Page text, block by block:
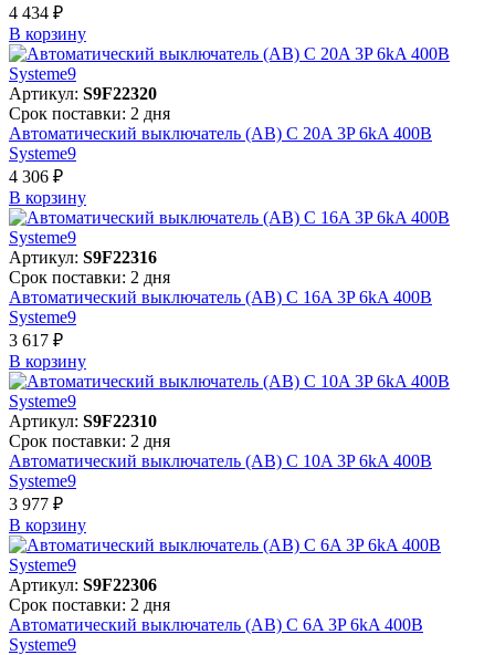
4 434 ₽
В корзинy
Артикул: S9F22320
Срок поставки: 2 дня
Автоматический выключатель (АВ) C 20A 3P 6kA 400В
Systeme9
4 306 ₽
В корзинy
Артикул: S9F22316
Срок поставки: 2 дня
Автоматический выключатель (АВ) C 16A 3P 6kA 400В
Systeme9
3 617 ₽
В корзинy
Артикул: S9F22310
Срок поставки: 2 дня
Автоматический выключатель (АВ) C 10A 3P 6kA 400В
Systeme9
3 977 ₽
В корзинy
Артикул: S9F22306
Срок поставки: 2 дня
Автоматический выключатель (АВ) C 6A 3P 6kA 400В
Systeme9